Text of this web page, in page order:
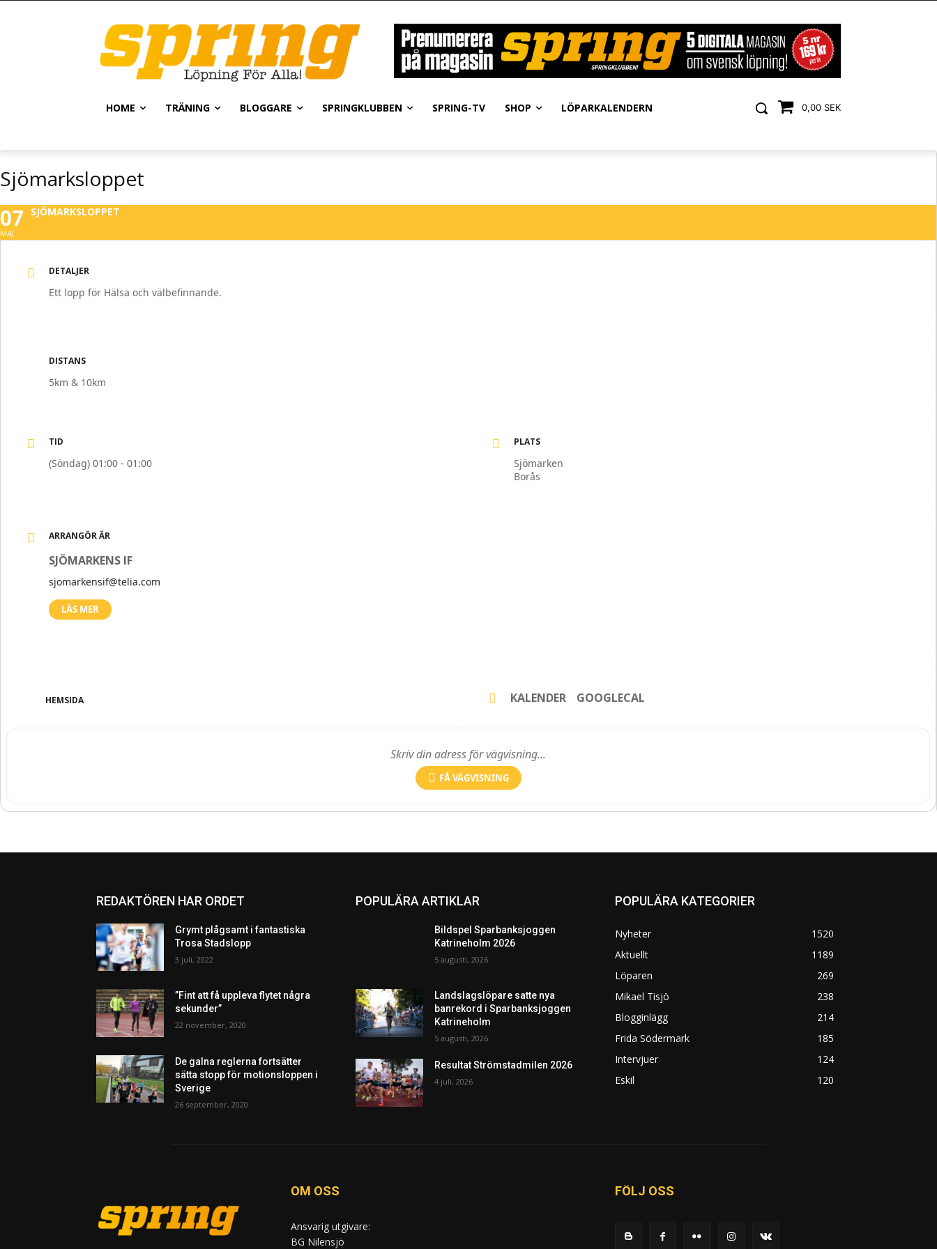
0,00 SEK
HOME TRÄNING BLOGGARE SPRINGKLUBBEN SPRING-TV SHOP LÖPARKALENDERN
Sjömarksloppet
07
MAJ
SJÖMARKSLOPPET
DETALJER
Ett lopp för Hälsa och välbefinnande.
DISTANS
5km & 10km
TID
(Söndag) 01:00 - 01:00
PLATS
Sjömarken
Borås
ARRANGÖR ÄR
SJÖMARKENS IF
sjomarkensif@telia.com
LÄS MER
HEMSIDA KALENDER GOOGLECAL
FÅ VÄGVISNING
REDAKTÖREN HAR ORDET
Grymt plågsamt i fantastiska
Trosa Stadslopp
3 juli, 2022
”Fint att få uppleva flytet några
sekunder”
22 november, 2020
De galna reglerna fortsätter
sätta stopp för motionsloppen i
Sverige
26 september, 2020
POPULÄRA ARTIKLAR
Bildspel Sparbanksjoggen
Katrineholm 2026
5 augusti, 2026
Landslagslöpare satte nya
banrekord i Sparbanksjoggen
Katrineholm
5 augusti, 2026
Resultat Strömstadmilen 2026
4 juli, 2026
POPULÄRA KATEGORIER
Nyheter
1520
Aktuellt
1189
Löparen
269
Mikael Tisjö
238
Blogginlägg
214
Frida Södermark
185
Intervjuer
124
Eskil
120
OM OSS
Ansvarig utgivare:
BG Nilensjö
FÖLJ OSS